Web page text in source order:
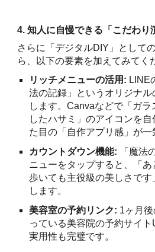
4. 知人に自慢できる「こだわり
さらに「デジタルDIY」として
ら、以下の要素を加えてみてく
リッチメニューの活用: LINE
法の記録」というオリジナ
します。Canvaなどで「ガ
したハサミ」のアイコンを
た目の「自作アプリ感」が一
カウントダウン機能: 「魔法
ニューをタップすると、「
歩いても主役級の美しさで
します。
美容室の予約リンク: 1ヶ月
っている美容院の予約サイト
実用性も完璧です。